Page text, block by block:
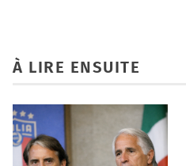
À LIRE ENSUITE